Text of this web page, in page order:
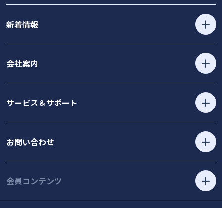
新着情報
会社案内
サービス＆サポート
お問い合わせ
会員コンテンツ